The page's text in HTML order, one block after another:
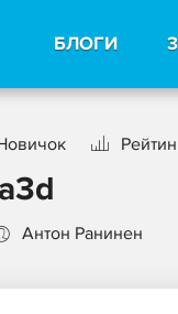
БЛОГИ
Антон Ранинен